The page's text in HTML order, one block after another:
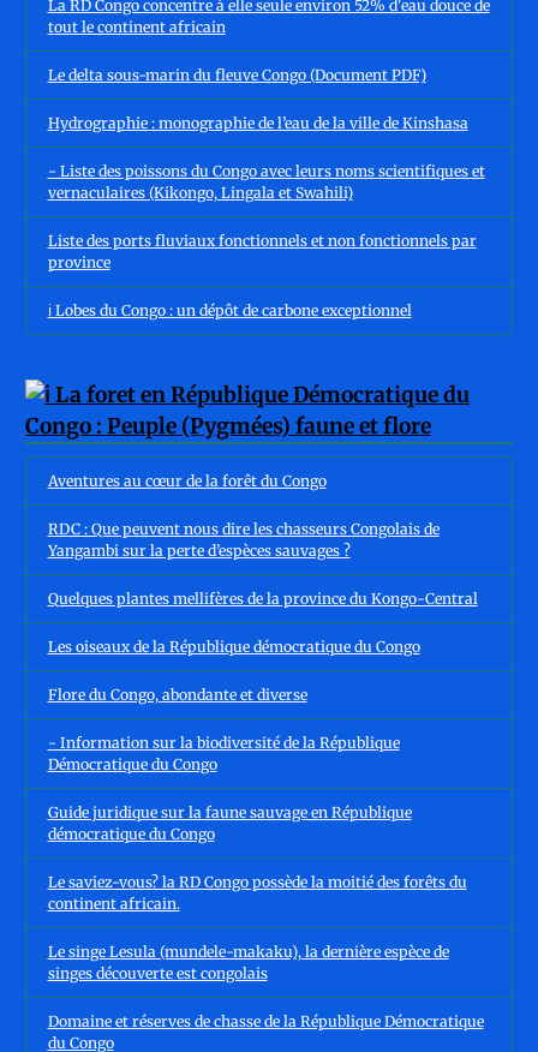
La RD Congo concentre à elle seule environ 52% d'eau douce de
tout le continent africain
Le delta sous-marin du fleuve Congo (Document PDF)
Hydrographie : monographie de l’eau de la ville de Kinshasa
- Liste des poissons du Congo avec leurs noms scientifiques et
vernaculaires (Kikongo, Lingala et Swahili)
Liste des ports fluviaux fonctionnels et non fonctionnels par
province
ℹ️ Lobes du Congo : un dépôt de carbone exceptionnel
Aventures au cœur de la forêt du Congo
RDC : Que peuvent nous dire les chasseurs Congolais de
Yangambi sur la perte d’espèces sauvages ?
Quelques plantes mellifères de la province du Kongo-Central
Les oiseaux de la République démocratique du Congo
Flore du Congo, abondante et diverse
- Information sur la biodiversité de la République
Démocratique du Congo
Guide juridique sur la faune sauvage en République
démocratique du Congo
Le saviez-vous? la RD Congo possède la moitié des forêts du
continent africain.
Le singe Lesula (mundele-makaku), la dernière espèce de
singes découverte est congolais
Domaine et réserves de chasse de la République Démocratique
du Congo